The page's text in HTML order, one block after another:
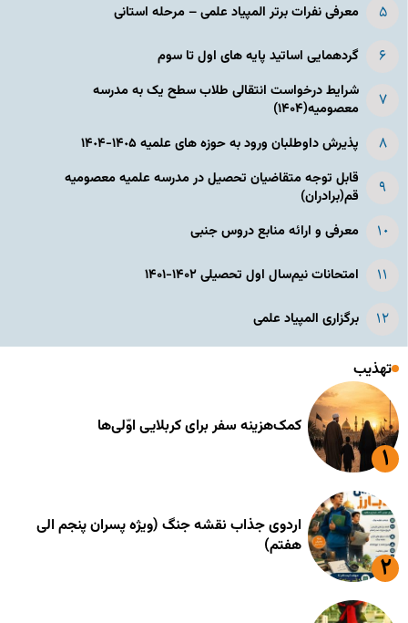
معرفی نفرات برتر المپیاد علمی – مرحله استانی
گردهمایی اساتید پایه های اول تا سوم
شرایط درخواست انتقالی طلاب سطح یک به مدرسه
معصومیه(۱۴۰۴)
پذیرش داوطلبان ورود به حوزه های علمیه ١۴٠۵-١۴٠۴
قابل توجه متقاضیان تحصیل در مدرسه علمیه معصومیه
قم(برادران)
معرفی و ارائه منابع دروس جنبی
امتحانات نیم‌سال اول تحصیلی ۱۴۰۲-۱۴۰۱
برگزاری المپیاد علمی
تهذیب
کمک‌هزینه سفر برای کربلایی اوّلی‌ها
اردوی جذاب نقشه جنگ (ویژه پسران پنجم الی
هفتم)